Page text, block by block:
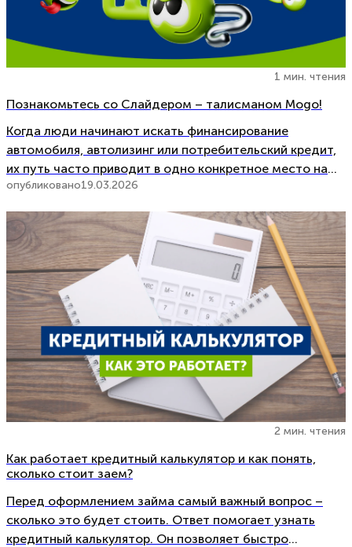
1 мин. чтения
Познакомьтесь со Слайдером – талисманом Mogo!
Когда люди начинают искать финансирование
автомобиля, автолизинг или потребительский кредит,
их путь часто приводит в одно конкретное место на
нашем сайте. Это раздел, где сравниваются
кредитный калькулятор, чтобы понять, какой
ежемесячный платёж будет наиболее подходящим.
Это самый […]
опубликовано19.03.2026
2 мин. чтения
Как работает кредитный калькулятор и как понять,
сколько стоит заем?
Перед оформлением займа самый важный вопрос –
сколько это будет стоить. Ответ помогает узнать
кредитный калькулятор. Он позволяет быстро